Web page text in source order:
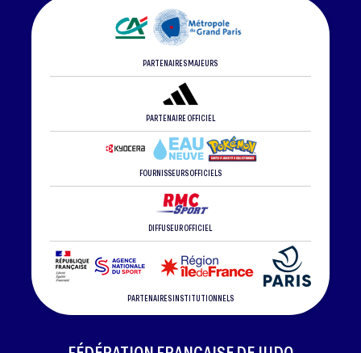
PARTENAIRES MAJEURS
PARTENAIRE OFFICIEL
FOURNISSEURS OFFICIELS
DIFFUSEUR OFFICIEL
PARTENAIRES INSTITUTIONNELS